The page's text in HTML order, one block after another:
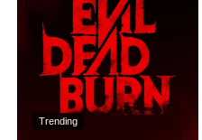
Trending